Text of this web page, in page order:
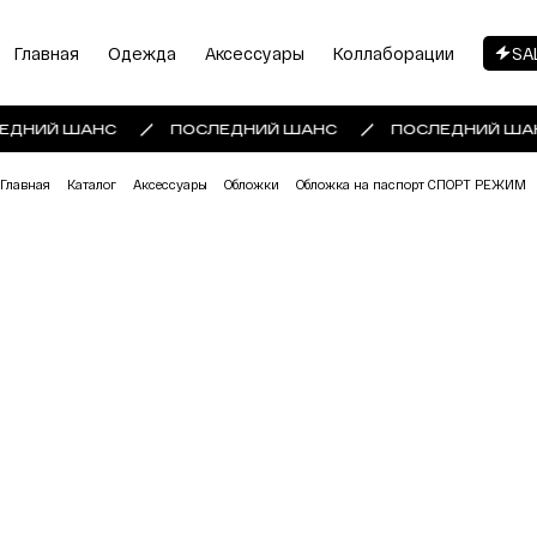
Главная Одежда Аксессуары Коллаборации
ШАНС ПОСЛЕДНИЙ ШАНС ПОСЛЕДНИЙ
Главная Каталог Аксессуары Обложки Обложка на паспорт СПОРТ РЕЖИМ